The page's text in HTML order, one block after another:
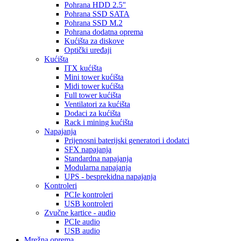
Pohrana HDD 2.5"
Pohrana SSD SATA
Pohrana SSD M.2
Pohrana dodatna oprema
Kućišta za diskove
Optički uređaji
Kućišta
ITX kućišta
Mini tower kućišta
Midi tower kućišta
Full tower kućišta
Ventilatori za kućišta
Dodaci za kućišta
Rack i mining kućišta
Napajanja
Prijenosni baterijski generatori i dodatci
SFX napajanja
Standardna napajanja
Modularna napajanja
UPS - besprekidna napajanja
Kontroleri
PCIe kontroleri
USB kontroleri
Zvučne kartice - audio
PCIe audio
USB audio